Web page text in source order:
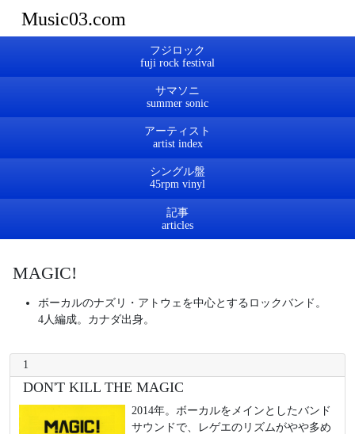
Music03.com
フジロック
サマソニ
アーティスト
シングル盤
記事
MAGIC!
ボーカルのナズリ・アトウェを中心とするロックバンド。
4人編成。カナダ出身。
1
DON'T KILL THE MAGIC
2014年。ボーカルをメインとしたバンド
サウンドで、レゲエのリズムがやや多め